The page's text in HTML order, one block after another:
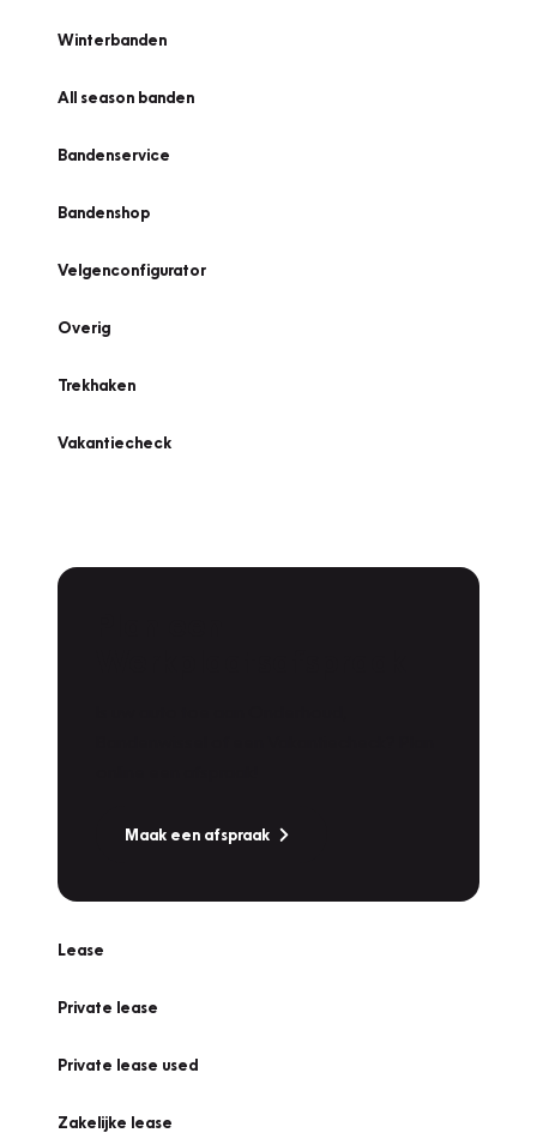
Winterbanden
All season banden
Bandenservice
Bandenshop
Velgenconfigurator
Overig
Trekhaken
Vakantiecheck
Maak een afspraak
Lease
Private lease
Private lease used
Zakelijke lease